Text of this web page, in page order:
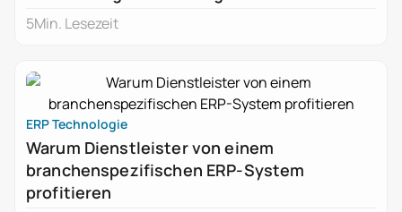
5Min. Lesezeit
ERP Technologie
Warum Dienstleister von einem
branchenspezifischen ERP-System
profitieren